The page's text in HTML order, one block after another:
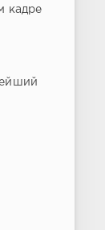
кадре